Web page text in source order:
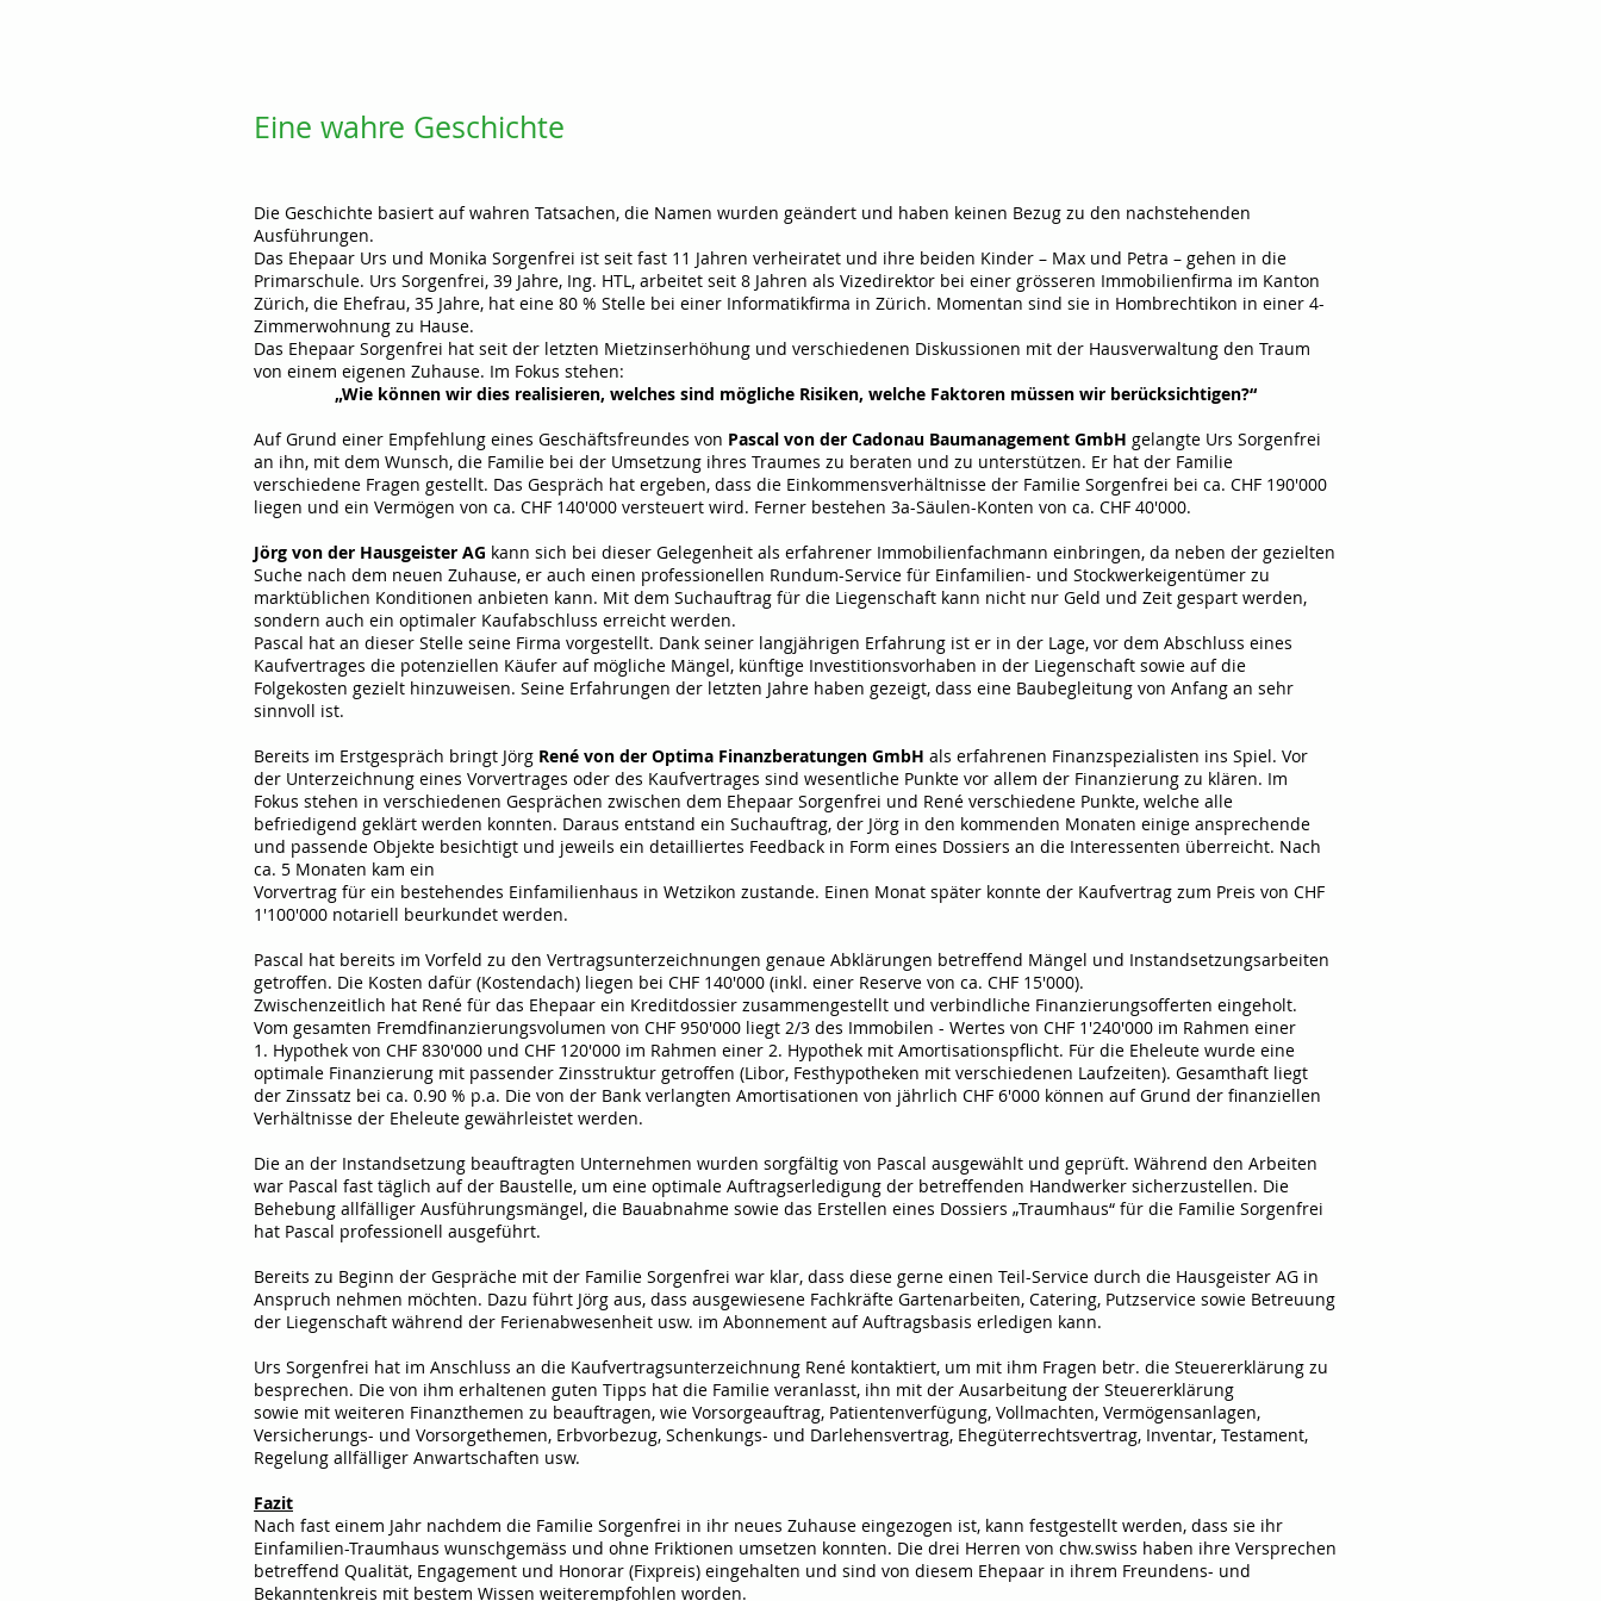
Eine wahre Geschichte
Die Geschichte basiert auf wahren Tatsachen, die Namen wurden geändert und haben keinen Bezug zu den nachstehenden
Ausführungen.
Das Ehepaar Urs und Monika Sorgenfrei ist seit fast 11 Jahren verheiratet und ihre beiden Kinder – Max und Petra – gehen in die
Primarschule. Urs Sorgenfrei, 39 Jahre, Ing. HTL, arbeitet seit 8 Jahren als Vizedirektor bei einer grösseren Immobilienfirma im Kanton
Zürich, die Ehefrau, 35 Jahre, hat eine 80 % Stelle bei einer Informatikfirma in Zürich. Momentan sind sie in Hombrechtikon in einer 4-
Zimmerwohnung zu Hause.
Das Ehepaar Sorgenfrei hat seit der letzten Mietzinserhöhung und verschiedenen Diskussionen mit der Hausverwaltung den Traum
von einem eigenen Zuhause. Im Fokus stehen:
„Wie können wir dies realisieren, welches sind mögliche Risiken, welche Faktoren müssen wir berücksichtigen?“
Auf Grund einer Empfehlung eines Geschäftsfreundes von Pascal von der Cadonau Baumanagement GmbH gelangte Urs Sorgenfrei
an ihn, mit dem Wunsch, die Familie bei der Umsetzung ihres Traumes zu beraten und zu unterstützen. Er hat der Familie
verschiedene Fragen gestellt. Das Gespräch hat ergeben, dass die Einkommensverhältnisse der Familie Sorgenfrei bei ca. CHF 190'000
liegen und ein Vermögen von ca. CHF 140'000 versteuert wird. Ferner bestehen 3a-Säulen-Konten von ca. CHF 40'000.
Jörg von der Hausgeister AG kann sich bei dieser Gelegenheit als erfahrener Immobilienfachmann einbringen, da neben der gezielten
Suche nach dem neuen Zuhause, er auch einen professionellen Rundum-Service für Einfamilien- und Stockwerkeigentümer zu
marktüblichen Konditionen anbieten kann. Mit dem Suchauftrag für die Liegenschaft kann nicht nur Geld und Zeit gespart werden,
sondern auch ein optimaler Kaufabschluss erreicht werden.
Pascal hat an dieser Stelle seine Firma vorgestellt. Dank seiner langjährigen Erfahrung ist er in der Lage, vor dem Abschluss eines
Kaufvertrages die potenziellen Käufer auf mögliche Mängel, künftige Investitionsvorhaben in der Liegenschaft sowie auf die
Folgekosten gezielt hinzuweisen. Seine Erfahrungen der letzten Jahre haben gezeigt, dass eine Baubegleitung von Anfang an sehr
sinnvoll ist.
Bereits im Erstgespräch bringt Jörg René von der Optima Finanzberatungen GmbH als erfahrenen Finanzspezialisten ins Spiel. Vor
der Unterzeichnung eines Vorvertrages oder des Kaufvertrages sind wesentliche Punkte vor allem der Finanzierung zu klären. Im
Fokus stehen in verschiedenen Gesprächen zwischen dem Ehepaar Sorgenfrei und René verschiedene Punkte, welche alle
befriedigend geklärt werden konnten. Daraus entstand ein Suchauftrag, der Jörg in den kommenden Monaten einige ansprechende
und passende Objekte besichtigt und jeweils ein detailliertes Feedback in Form eines Dossiers an die Interessenten überreicht. Nach
ca. 5 Monaten kam ein
Vorvertrag für ein bestehendes Einfamilienhaus in Wetzikon zustande. Einen Monat später konnte der Kaufvertrag zum Preis von CHF
1'100'000 notariell beurkundet werden.
Pascal hat bereits im Vorfeld zu den Vertragsunterzeichnungen genaue Abklärungen betreffend Mängel und Instandsetzungsarbeiten
getroffen. Die Kosten dafür (Kostendach) liegen bei CHF 140'000 (inkl. einer Reserve von ca. CHF 15'000).
Zwischenzeitlich hat René für das Ehepaar ein Kreditdossier zusammengestellt und verbindliche Finanzierungsofferten eingeholt.
Vom gesamten Fremdfinanzierungsvolumen von CHF 950'000 liegt 2/3 des Immobilen - Wertes von CHF 1'240'000 im Rahmen einer
1. Hypothek von CHF 830'000 und CHF 120'000 im Rahmen einer 2. Hypothek mit Amortisationspflicht. Für die Eheleute wurde eine
optimale Finanzierung mit passender Zinsstruktur getroffen (Libor, Festhypotheken mit verschiedenen Laufzeiten). Gesamthaft liegt
der Zinssatz bei ca. 0.90 % p.a. Die von der Bank verlangten Amortisationen von jährlich CHF 6'000 können auf Grund der finanziellen
Verhältnisse der Eheleute gewährleistet werden.
Die an der Instandsetzung beauftragten Unternehmen wurden sorgfältig von Pascal ausgewählt und geprüft. Während den Arbeiten
war Pascal fast täglich auf der Baustelle, um eine optimale Auftragserledigung der betreffenden Handwerker sicherzustellen. Die
Behebung allfälliger Ausführungsmängel, die Bauabnahme sowie das Erstellen eines Dossiers „Traumhaus“ für die Familie Sorgenfrei
hat Pascal professionell ausgeführt.
Bereits zu Beginn der Gespräche mit der Familie Sorgenfrei war klar, dass diese gerne einen Teil-Service durch die Hausgeister AG in
Anspruch nehmen möchten. Dazu führt Jörg aus, dass ausgewiesene Fachkräfte Gartenarbeiten, Catering, Putzservice sowie Betreuung
der Liegenschaft während der Ferienabwesenheit usw. im Abonnement auf Auftragsbasis erledigen kann.
Urs Sorgenfrei hat im Anschluss an die Kaufvertragsunterzeichnung René kontaktiert, um mit ihm Fragen betr. die Steuererklärung zu
besprechen. Die von ihm erhaltenen guten Tipps hat die Familie veranlasst, ihn mit der Ausarbeitung der Steuererklärung
sowie mit weiteren Finanzthemen zu beauftragen, wie Vorsorgeauftrag, Patientenverfügung, Vollmachten, Vermögensanlagen,
Versicherungs- und Vorsorgethemen, Erbvorbezug, Schenkungs- und Darlehensvertrag, Ehegüterrechtsvertrag, Inventar, Testament,
Regelung allfälliger Anwartschaften usw.
Fazit
Nach fast einem Jahr nachdem die Familie Sorgenfrei in ihr neues Zuhause eingezogen ist, kann festgestellt werden, dass sie ihr
Einfamilien-Traumhaus wunschgemäss und ohne Friktionen umsetzen konnten. Die drei Herren von chw.swiss haben ihre Versprechen
betreffend Qualität, Engagement und Honorar (Fixpreis) eingehalten und sind von diesem Ehepaar in ihrem Freundens- und
Bekanntenkreis mit bestem Wissen weiterempfohlen worden.